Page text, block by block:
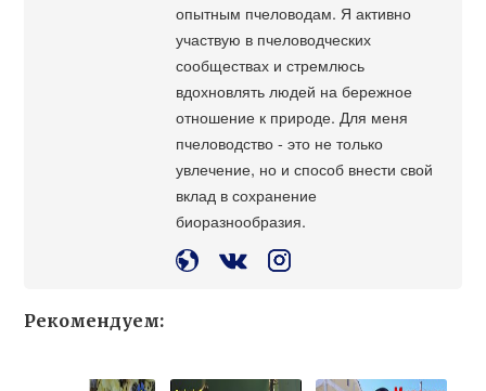
опытным пчеловодам. Я активно
участвую в пчеловодческих
сообществах и стремлюсь
вдохновлять людей на бережное
отношение к природе. Для меня
пчеловодство - это не только
увлечение, но и способ внести свой
вклад в сохранение
биоразнообразия.
Рекомендуем: